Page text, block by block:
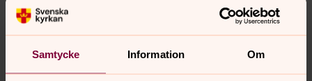
Samtycke Information Om
Har du frågor kan du kontakta oss via vår växel, 031-731
80 80.